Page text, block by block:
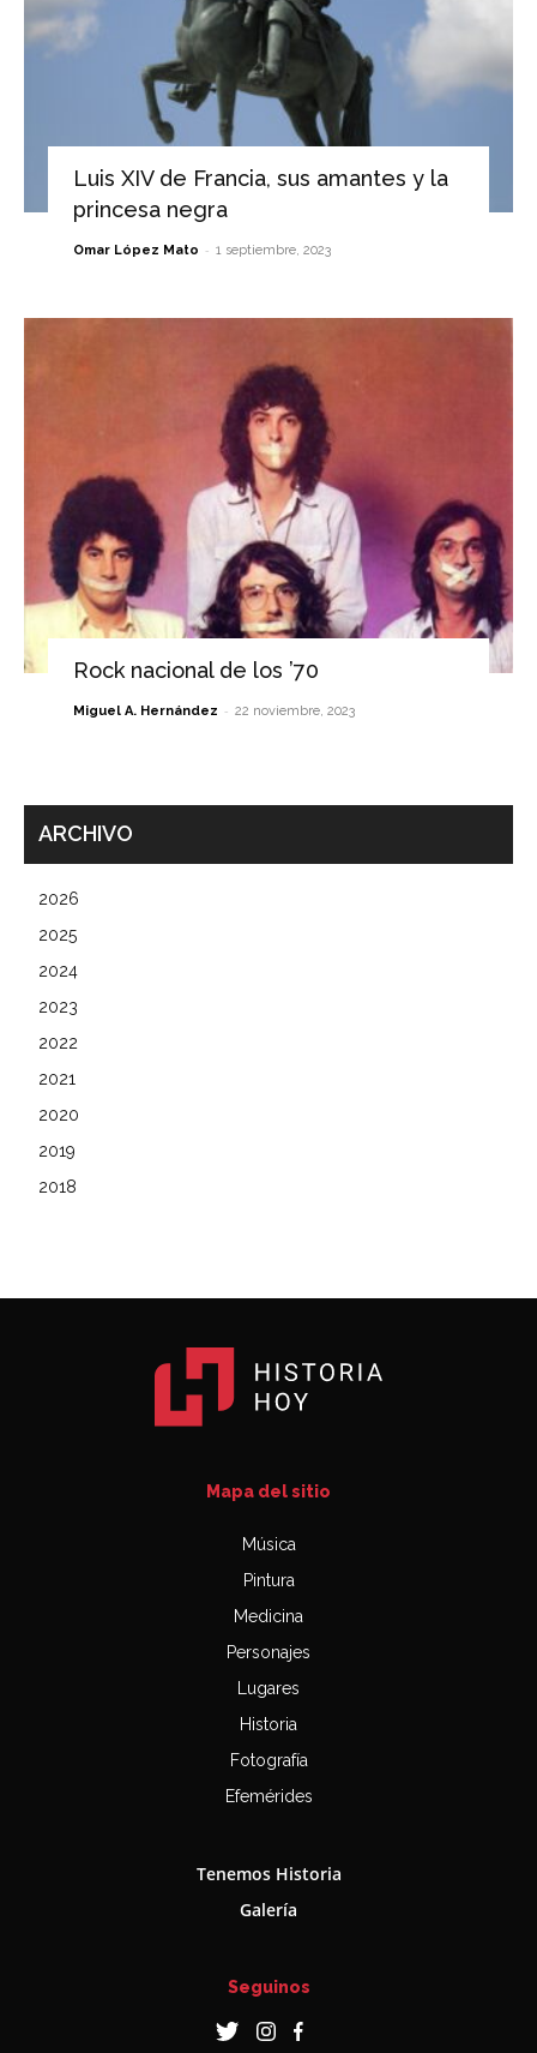
Luis XIV de Francia, sus amantes y la
princesa negra
Omar López Mato - 1 septiembre, 2023
Rock nacional de los ’70
Miguel A. Hernández - 22 noviembre, 2023
ARCHIVO
2026
2025
2024
2023
2022
2021
2020
2019
2018
Mapa del sitio
Música
Pintura
Medicina
Personajes
Lugares
Historia
Fotografía
Efemérides
Tenemos Historia
Galería
Seguinos